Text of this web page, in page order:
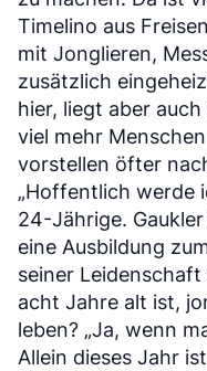
Timelino aus
mit Jonglieren,
zusätzlich
hier, liegt aber
viel mehr
vorstellen öfter
„Hoffentlich werde
24-Jährige.
eine Ausbildung
seiner
acht Jahre alt ist,
leben? „Ja, wenn
Allein dieses Jahr